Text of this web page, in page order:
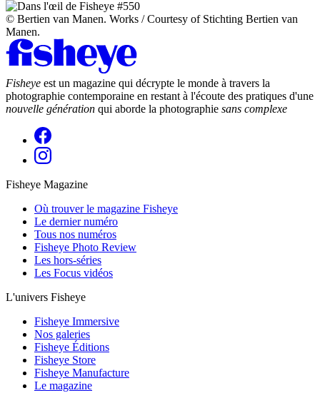
© Bertien van Manen. Works / Courtesy of Stichting Bertien van
Manen.
Fisheye est un magazine qui décrypte le monde à travers la
photographie contemporaine en restant à l'écoute des pratiques d'une
nouvelle génération qui aborde la photographie sans complexe
Fisheye Magazine
Où trouver le magazine Fisheye
Le dernier numéro
Tous nos numéros
Fisheye Photo Review
Les hors-séries
Les Focus vidéos
L'univers Fisheye
Fisheye Immersive
Nos galeries
Fisheye Éditions
Fisheye Store
Fisheye Manufacture
Le magazine